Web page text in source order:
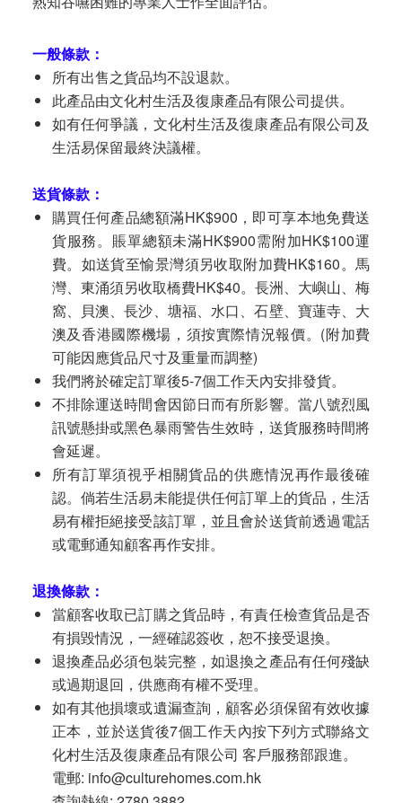
一般條款：
所有出售之貨品均不設退款。
此產品由文化村生活及復康產品有限公司提供。
如有任何爭議，文化村生活及復康產品有限公司及
生活易保留最終決議權。
送貨條款：
購買任何產品總額滿HK$900，即可享本地免費送
貨服務。賬單總額未滿HK$900需附加HK$100運
費。如送貨至愉景灣須另收取附加費HK$160。馬
灣、東涌須另收取橋費HK$40。長洲、大嶼山、梅
窩、貝澳、長沙、塘福、水口、石壁、寶蓮寺、大
澳及香港國際機場，須按實際情況報價。(附加費
可能因應貨品尺寸及重量而調整)
我們將於確定訂單後5-7個工作天內安排發貨。
不排除運送時間會因節日而有所影響。當八號烈風
訊號懸掛或黑色暴雨警告生效時，送貨服務時間將
會延遲。
所有訂單須視乎相關貨品的供應情況再作最後確
認。倘若生活易未能提供任何訂單上的貨品，生活
易有權拒絕接受該訂單，並且會於送貨前透過電話
或電郵通知顧客再作安排。
退換條款：
當顧客收取已訂購之貨品時，有責任檢查貨品是否
有損毀情況，一經確認簽收，恕不接受退換。
退換產品必須包裝完整，如退換之產品有任何殘缺
或過期退回，供應商有權不受理。
如有其他損壞或遺漏查詢，顧客必須保留有效收據
正本，並於送貨後7個工作天內按下列方式聯絡文
化村生活及復康產品有限公司 客戶服務部跟進。
電郵: info@culturehomes.com.hk